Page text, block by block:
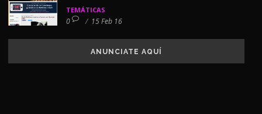
TEMÁTICAS
0 / 15 Feb 16
ANUNCIATE AQUÍ